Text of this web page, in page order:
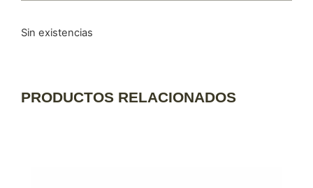
Sin existencias
PRODUCTOS RELACIONADOS